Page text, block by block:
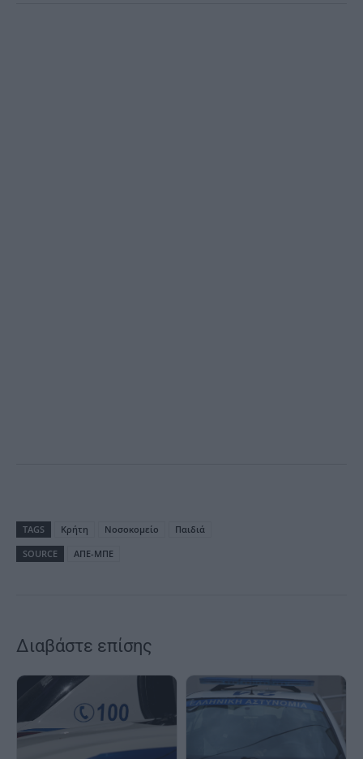
TAGS Κρήτη Νοσοκομείο
Παιδιά
SOURCE
ΑΠΕ-ΜΠΕ
Διαβάστε επίσης